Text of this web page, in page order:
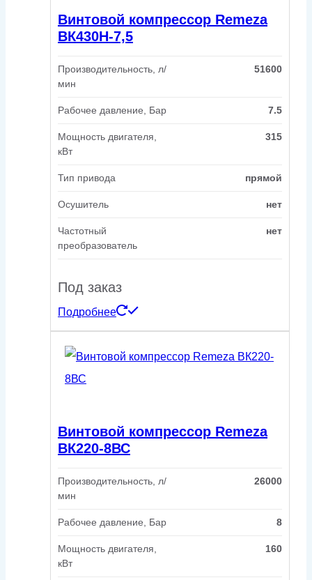
Винтовой компрессор Remeza
ВК430H-7,5
Производительность, л/
мин
51600
Рабочее давление, Бар 7.5
Мощность двигателя,
кВт
315
Тип привода прямой
Осушитель нет
Частотный
преобразователь
нет
Под заказ
Подробнее
Винтовой компрессор Remeza
ВК220-8ВС
Производительность, л/
мин
26000
Рабочее давление, Бар 8
Мощность двигателя,
кВт
160